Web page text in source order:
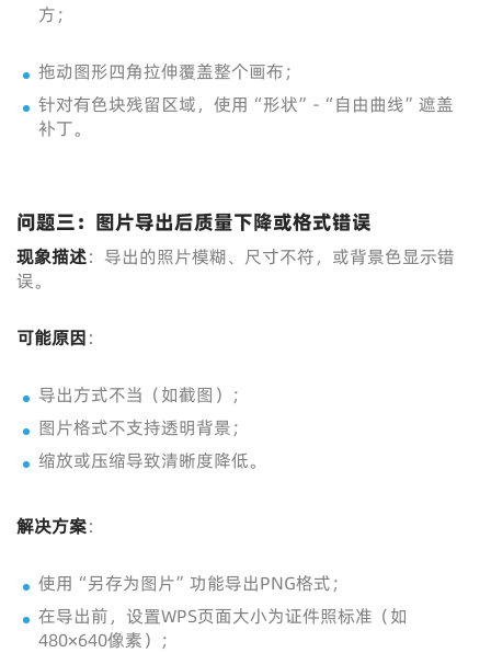
方；
拖动图形四角拉伸覆盖整个画布；
针对有色块残留区域，使用“形状”-“自由曲线”遮盖
补丁。
问题三：图片导出后质量下降或格式错误
现象描述：导出的照片模糊、尺寸不符，或背景色显示错
误。
可能原因：
导出方式不当（如截图）；
图片格式不支持透明背景；
缩放或压缩导致清晰度降低。
解决方案：
使用“另存为图片”功能导出PNG格式；
在导出前，设置WPS页面大小为证件照标准（如
480×640像素）；